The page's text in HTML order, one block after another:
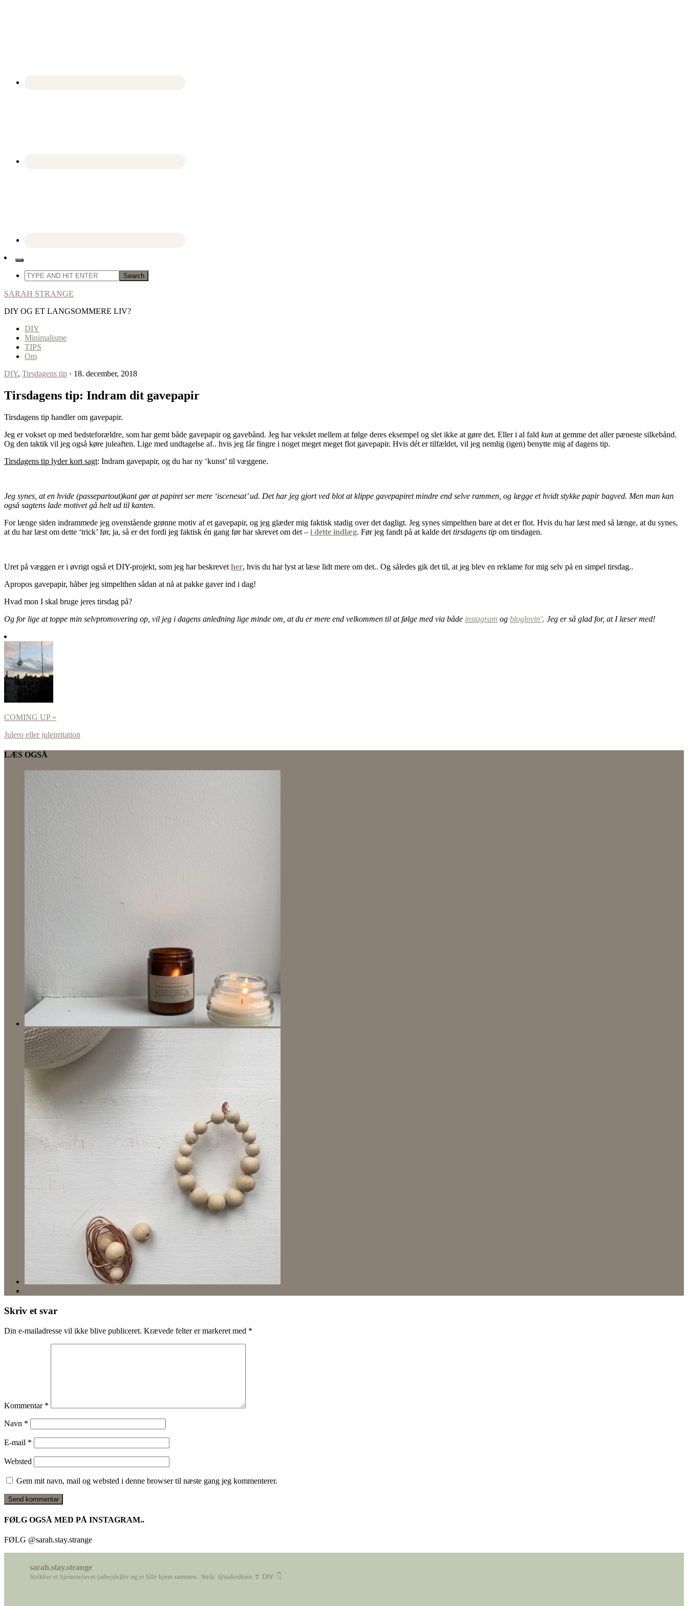
SARAH STRANGE
DIY OG ET LANGSOMMERE LIV?
DIY
Minimalisme
TIPS
Om
DIY, Tirsdagens tip · 18. december, 2018
Tirsdagens tip: Indram dit gavepapir
Tirsdagens tip handler om gavepapir.
Jeg er vokset op med bedsteforældre, som har gemt både gavepapir og gavebånd. Jeg har vekslet mellem at følge deres eksempel og slet ikke at gøre det. Eller i al fald kun at gemme det aller pæneste silkebånd.
Og den taktik vil jeg også køre juleaften. Lige med undtagelse af.. hvis jeg får fingre i noget meget meget flot gavepapir. Hvis dét er tilfældet, vil jeg nemlig (igen) benytte mig af dagens tip.
Tirsdagens tip lyder kort sagt: Indram gavepapir, og du har ny ‘kunst’ til væggene.
Jeg synes, at en hvide (passepartout)kant gør at papiret ser mere ‘iscenesat’ ud. Det har jeg gjort ved blot at klippe gavepapiret mindre end selve rammen, og lægge et hvidt stykke papir bagved. Men man kan
også sagtens lade motivet gå helt ud til kanten.
For længe siden indrammede jeg ovenstående grønne motiv af et gavepapir, og jeg glæder mig faktisk stadig over det dagligt. Jeg synes simpelthen bare at det er flot. Hvis du har læst med så længe, at du synes,
at du har læst om dette ‘trick’ før, ja, så er det fordi jeg faktisk én gang før har skrevet om det – i dette indlæg. Før jeg fandt på at kalde det tirsdagens tip om tirsdagen.
Uret på væggen er i øvrigt også et DIY-projekt, som jeg har beskrevet her, hvis du har lyst at læse lidt mere om det.. Og således gik det til, at jeg blev en reklame for mig selv på en simpel tirsdag..
Apropos gavepapir, håber jeg simpelthen sådan at nå at pakke gaver ind i dag!
Hvad mon I skal bruge jeres tirsdag på?
Og for lige at toppe min selvpromovering op, vil jeg i dagens anledning lige minde om, at du er mere end velkommen til at følge med via både instagram og bloglovin’. Jeg er så glad for, at I læser med!
COMING UP »
Julero eller juleirritation
LÆS OGSÅ
Skriv et svar
Din e-mailadresse vil ikke blive publiceret. Krævede felter er markeret med *
Kommentar *
Navn *
E-mail *
Websted
Gem mit navn, mail og websted i denne browser til næste gang jeg kommenterer.
FØLG OGSÅ MED PÅ INSTAGRAM..
FØLG @sarah.stay.strange
sarah.stay.strange
Strikker et hjemmelavet (arbejds)liv og et lille hjem sammen.. Strik: @nakedknit 👙 DIY: 👇